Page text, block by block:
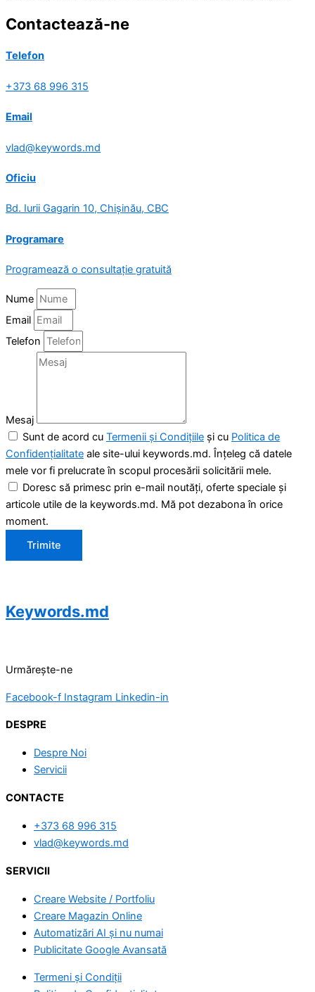
Contactează-ne
Telefon
+373 68 996 315
Email
vlad@keywords.md
Oficiu
Bd. Iurii Gagarin 10, Chișinău, CBC
Programare
Programează o consultație gratuită
Nume
Email
Telefon
Mesaj
Sunt de acord cu Termenii și Condițiile și cu Politica de
Confidențialitate ale site-ului keywords.md. Înțeleg că datele
mele vor fi prelucrate în scopul procesării solicitării mele.
Doresc să primesc prin e-mail noutăți, oferte speciale și
articole utile de la keywords.md. Mă pot dezabona în orice
moment.
Trimite
Keywords.md
Urmărește-ne
Facebook-f Instagram Linkedin-in
DESPRE
Despre Noi
Servicii
CONTACTE
+373 68 996 315
vlad@keywords.md
SERVICII
Creare Website / Portfoliu
Creare Magazin Online
Automatizări AI și nu numai
Publicitate Google Avansată
Termeni și Condiții